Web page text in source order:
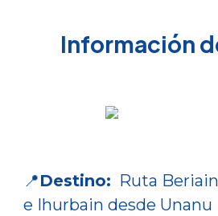
Información
📍Destino: Ruta
e Ihurbain desde Unanu